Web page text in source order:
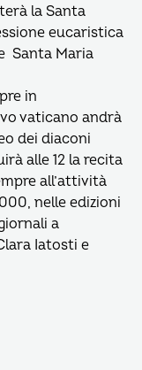
la Santa
eucaristica
Santa Maria
in
vaticano andrà
dei diaconi
alle 12 la recita
all’attività
nelle edizioni
a
Iatosti e